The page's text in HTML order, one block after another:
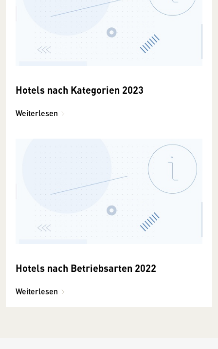
Hotels nach Kategorien 2023
Weiterlesen
Hotels nach Betriebsarten 2022
Weiterlesen